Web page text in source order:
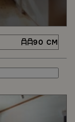
90 CM